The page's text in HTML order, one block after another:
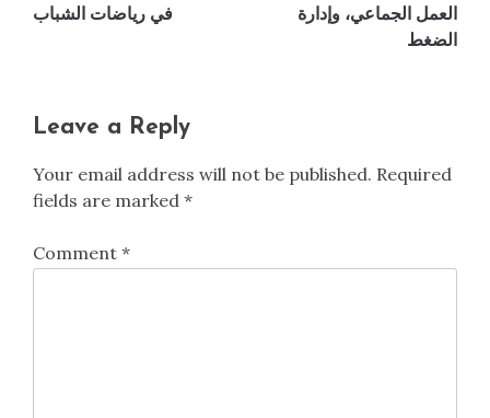
في رياضات الشباب
العمل الجماعي، وإدارة
الضغط
Leave a Reply
Your email address will not be published. Required
fields are marked *
Comment *